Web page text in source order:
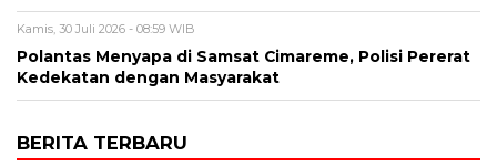
Kamis, 30 Juli 2026 - 08:59 WIB
Polantas Menyapa di Samsat Cimareme, Polisi Pererat
Kedekatan dengan Masyarakat
BERITA TERBARU